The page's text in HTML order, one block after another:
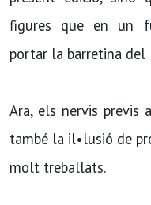
figures que en un
portar la barretina
Ara, els nervis previs
també la il•lusió de
molt treballats.